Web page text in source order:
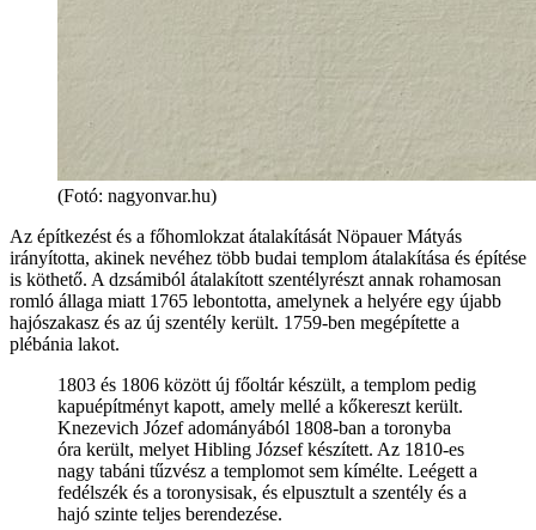
(Fotó: nagyonvar.hu)
Az építkezést és a főhomlokzat átalakítását Nöpauer Mátyás
irányította, akinek nevéhez több budai templom átalakítása és építése
is köthető. A dzsámiból átalakított szentélyrészt annak rohamosan
romló állaga miatt 1765 lebontotta, amelynek a helyére egy újabb
hajószakasz és az új szentély került. 1759-ben megépítette a
plébánia lakot.
1803 és 1806 között új főoltár készült, a templom pedig
kapuépítményt kapott, amely mellé a kőkereszt került.
Knezevich Józef adományából 1808-ban a toronyba
óra került, melyet Hibling József készített. Az 1810-es
nagy tabáni tűzvész a templomot sem kímélte. Leégett a
fedélszék és a toronysisak, és elpusztult a szentély és a
hajó szinte teljes berendezése.